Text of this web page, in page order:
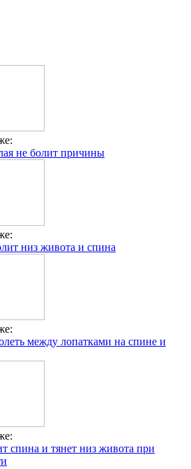
не болит причины
низ живота и спина
между лопатками на спине и
спина и тянет низ живота при